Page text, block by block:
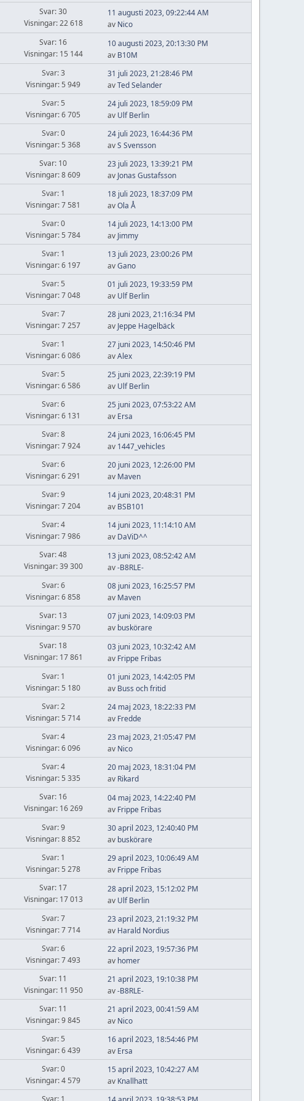
Svar: 30
Visningar: 22 618
11 augusti 2023, 09:22:44 AM
av Nico
Svar: 16
Visningar: 15 144
10 augusti 2023, 20:13:30 PM
av B10M
Svar: 3
Visningar: 5 949
31 juli 2023, 21:28:46 PM
avTed Selander
Svar: 5
Visningar: 6 705
24 juli 2023, 18:59:09 PM
av Ulf Berlin
Svar: 0
Visningar: 5 368
24 juli 2023, 16:44:36 PM
avS Svensson
Svar: 10
Visningar: 8 609
23 juli 2023, 13:39:21 PM
av Jonas Gustafsson
Svar: 1
Visningar: 7 581
18 juli 2023, 18:37:09 PM
avOla Å
Svar: 0
Visningar: 5 784
14 juli 2023, 14:13:00 PM
av Jimmy
Svar: 1
Visningar: 6 197
13 juli 2023, 23:00:26 PM
avGano
Svar: 5
Visningar: 7 048
01 juli 2023, 19:33:59 PM
av Ulf Berlin
Svar: 7
Visningar: 7 257
28 juni 2023, 21:16:34 PM
av Jeppe Hagelbäck
Svar: 1
Visningar: 6 086
27 juni 2023, 14:50:46 PM
avAlex
Svar: 5
Visningar: 6 586
25 juni 2023, 22:39:19 PM
av Ulf Berlin
Svar: 6
Visningar: 6 131
25 juni 2023, 07:53:22 AM
av Ersa
Svar: 8
Visningar: 7 924
24 juni 2023, 16:06:45 PM
av 1447_vehicles
Svar: 6
Visningar: 6 291
20 juni 2023, 12:26:00 PM
av Maven
Svar: 9
Visningar: 7 204
14 juni 2023, 20:48:31 PM
av BSB101
Svar: 4
Visningar: 7 986
14 juni 2023, 11:14:10 AM
av DaViD^^
Svar: 48
Visningar: 39 300
13 juni 2023, 08:52:42 AM
av-B8RLE-
Svar: 6
Visningar: 6 858
08 juni 2023, 16:25:57 PM
av Maven
Svar: 13
Visningar: 9 570
07 juni 2023, 14:09:03 PM
av buskörare
Svar: 18
Visningar: 17 861
03 juni 2023, 10:32:42 AM
av Frippe Fribas
Svar: 1
Visningar: 5 180
01 juni 2023, 14:42:05 PM
av Buss och fritid
Svar: 2
Visningar: 5 714
24 maj 2023, 18:22:33 PM
av Fredde
Svar: 4
Visningar: 6 096
23 maj 2023, 21:05:47 PM
av Nico
Svar: 4
Visningar: 5 335
20 maj 2023, 18:31:04 PM
av Rikard
Svar: 16
Visningar: 16 269
04 maj 2023, 14:22:40 PM
av Frippe Fribas
Svar: 9
Visningar: 8 852
30 april 2023, 12:40:40 PM
av buskörare
Svar: 1
Visningar: 5 278
29 april 2023, 10:06:49 AM
av Frippe Fribas
Svar: 17
Visningar: 17 013
28 april 2023, 15:12:02 PM
av Ulf Berlin
Svar: 7
Visningar: 7 714
23 april 2023, 21:19:32 PM
av Harald Nordius
Svar: 6
Visningar: 7 493
22 april 2023, 19:57:36 PM
av homer
Svar: 11
Visningar: 11 950
21 april 2023, 19:10:38 PM
av-B8RLE-
Svar: 11
Visningar: 9 845
21 april 2023, 00:41:59 AM
av Nico
Svar: 5
Visningar: 6 439
16 april 2023, 18:54:46 PM
av Ersa
Svar: 0
Visningar: 4 579
15 april 2023, 10:42:27 AM
av Knallhatt
Svar: 1